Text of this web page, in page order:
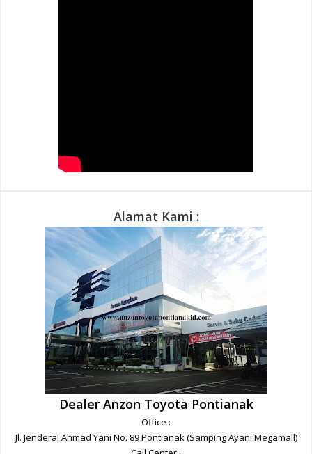
Alamat Kami :
Dealer Anzon Toyota Pontianak
Office :
Jl. Jenderal Ahmad Yani No. 89 Pontianak (Samping Ayani Megamall)